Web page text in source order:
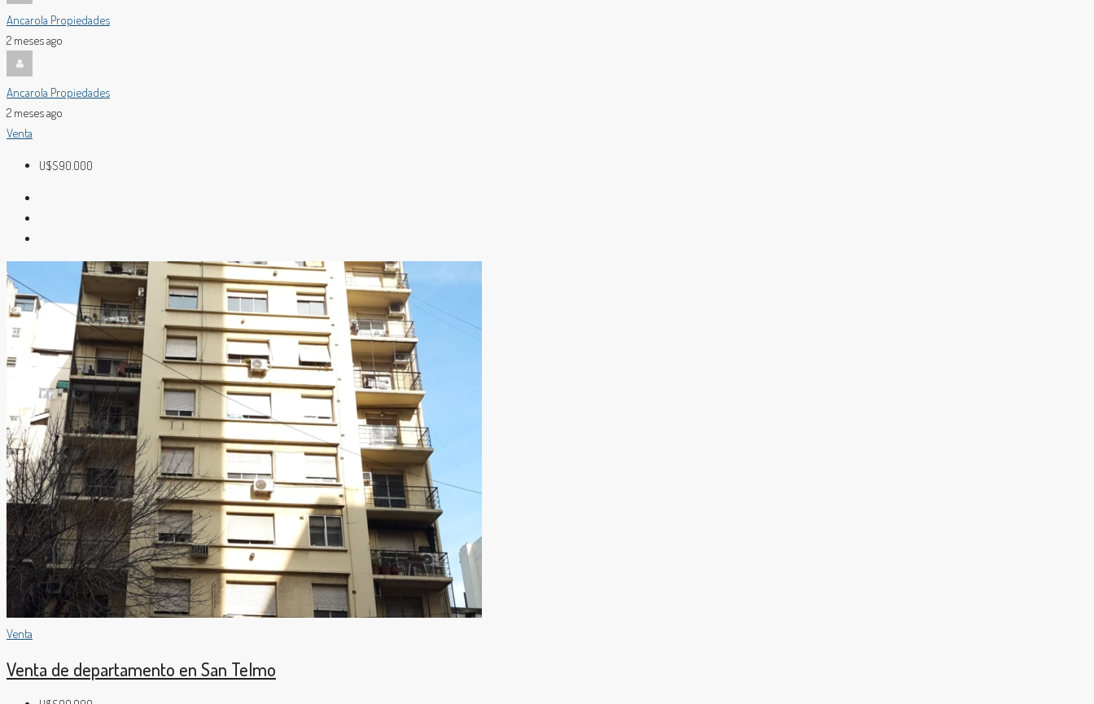
Ancarola Propiedades
2 meses ago
Ancarola Propiedades
2 meses ago
Venta
U$S90.000
Venta
Venta de departamento en San Telmo